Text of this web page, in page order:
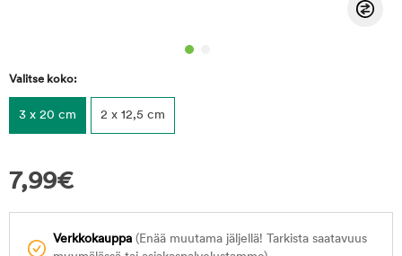
Valitse koko:
3 x 20 cm 2 x 12,5 cm
7,99€
Verkkokauppa (Enää muutama jäljellä! Tarkista saatavuus